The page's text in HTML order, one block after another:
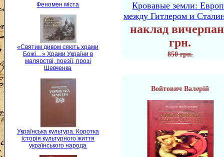
Феномен міста
«Святим дивом сяють храми
Божі…» Храми України в
малярстві, поезії, прозі
Шевченка
Українська культура. Коротка
історія культурного життя
українського народа
Кровавые земли:
между Гитлером и
наклад
грн.
850 грн.
Войтович Валерій